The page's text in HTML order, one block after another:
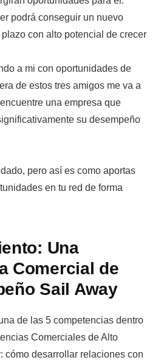
podrá conseguir un nuevo
con alto potencial de crecer
a mi con oportunidades de
de estos tres amigos me va a
una empresa que
su desempeño
pero así es como aportas
en tu red de forma
Una
Comercial de
Sail Away
de las 5 competencias dentro
Comerciales de Alto
cómo desarrollar relaciones con